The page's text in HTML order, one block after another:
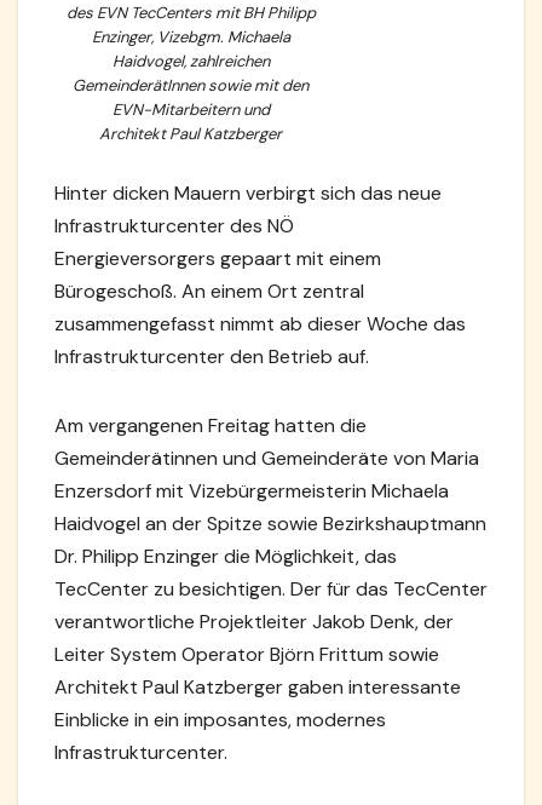
des EVN TecCenters mit BH Philipp
Enzinger, Vizebgm. Michaela
Haidvogel, zahlreichen
GemeinderätInnen sowie mit den
EVN-Mitarbeitern und
Architekt Paul Katzberger
Hinter dicken Mauern verbirgt sich das neue
Infrastrukturcenter des NÖ
Energieversorgers gepaart mit einem
Bürogeschoß. An einem Ort zentral
zusammengefasst nimmt ab dieser Woche das
Infrastrukturcenter den Betrieb auf.
Am vergangenen Freitag hatten die
Gemeinderätinnen und Gemeinderäte von Maria
Enzersdorf mit Vizebürgermeisterin Michaela
Haidvogel an der Spitze sowie Bezirkshauptmann
Dr. Philipp Enzinger die Möglichkeit, das
TecCenter zu besichtigen. Der für das TecCenter
verantwortliche Projektleiter Jakob Denk, der
Leiter System Operator Björn Frittum sowie
Architekt Paul Katzberger gaben interessante
Einblicke in ein imposantes, modernes
Infrastrukturcenter.